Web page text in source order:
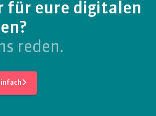
für eure digitalen
reden.